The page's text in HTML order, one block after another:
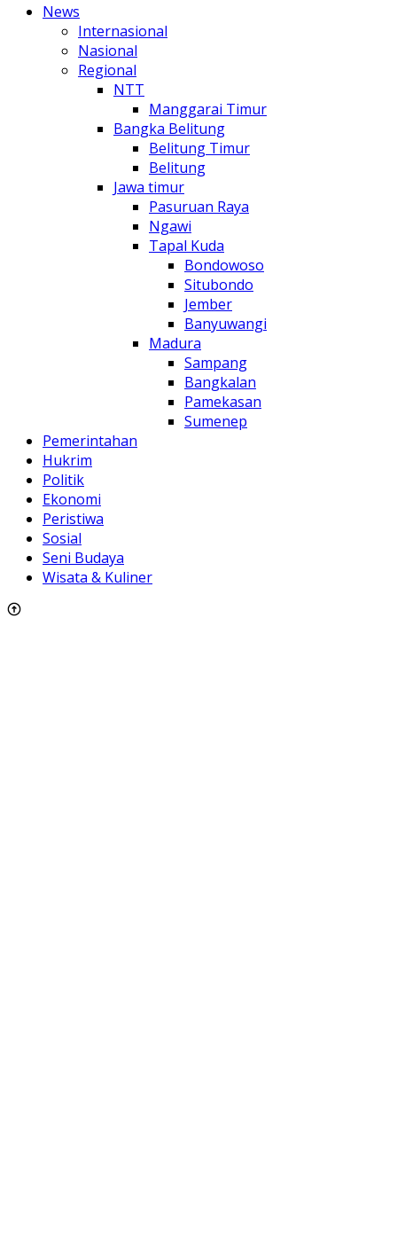
News
Internasional
Nasional
Regional
NTT
Manggarai Timur
Bangka Belitung
Belitung Timur
Belitung
Jawa timur
Pasuruan Raya
Ngawi
Tapal Kuda
Bondowoso
Situbondo
Jember
Banyuwangi
Madura
Sampang
Bangkalan
Pamekasan
Sumenep
Pemerintahan
Hukrim
Politik
Ekonomi
Peristiwa
Sosial
Seni Budaya
Wisata & Kuliner